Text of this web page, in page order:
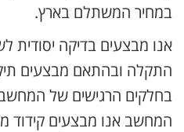
במחיר המשתלם בארץ.
אנו מבצעים בדיקה יסודית
התקלה ובהתאם מבצעים
בחלקים הרגישים של
המחשב אנו מבצעים קידוד